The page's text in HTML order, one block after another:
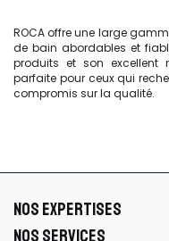
ROCA offre une large
de bain abordables et
produits et son excellent
parfaite pour ceux qui
compromis sur la qualité.
NOS EXPERTISES
NOS SERVICES